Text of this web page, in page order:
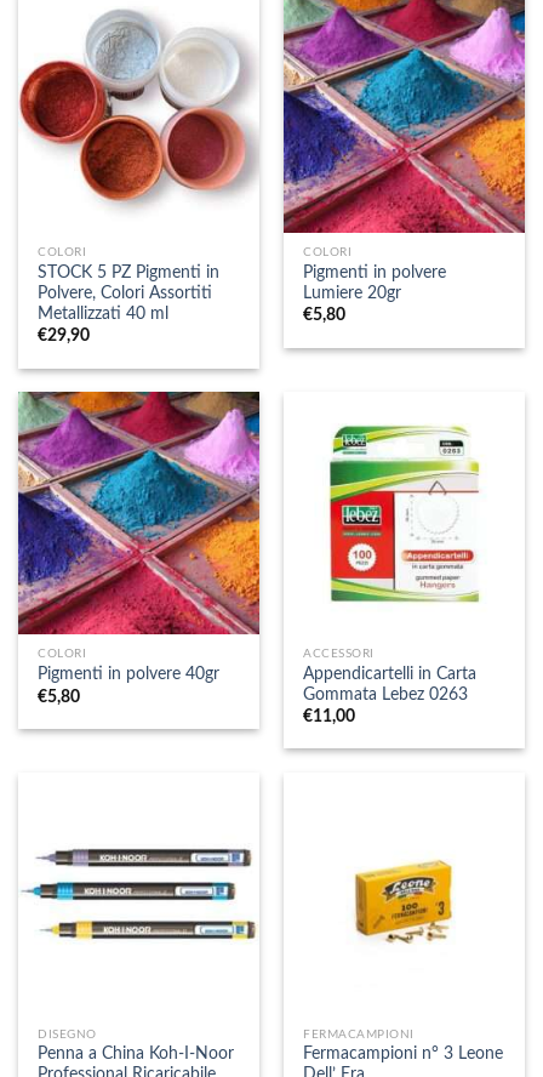
COLORI
STOCK 5 PZ Pigmenti in
Polvere, Colori Assortiti
Metallizzati 40 ml
€29,90
COLORI
Pigmenti in polvere
Lumiere 20gr
€5,80
COLORI
Pigmenti in polvere 40gr
€5,80
ACCESSORI
Appendicartelli in Carta
Gommata Lebez 0263
€11,00
DISEGNO
Penna a China Koh-I-Noor
FERMACAMPIONI
Fermacampioni n° 3 Leone